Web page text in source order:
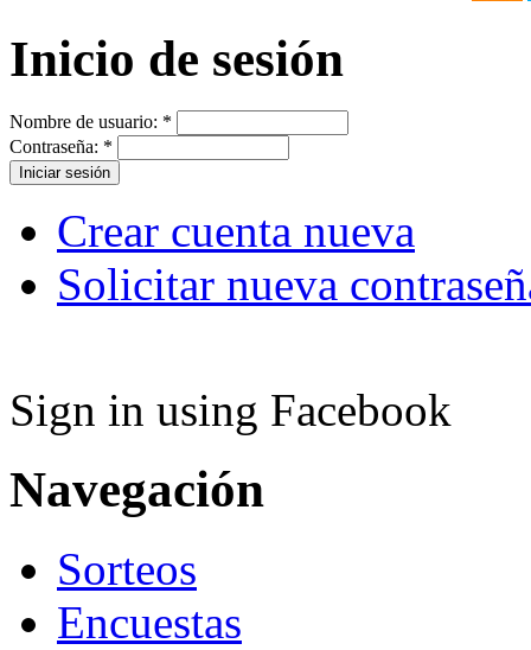
Inicio de sesión
Nombre de usuario: *
Contraseña: *
Crear cuenta nueva
Solicitar nueva
Sign in using Facebook
Navegación
Sorteos
Encuestas